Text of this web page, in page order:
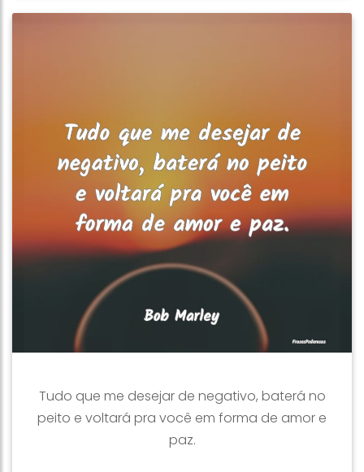
Tudo que me desejar de negativo, baterá no
peito e voltará pra você em forma de amor e
paz.